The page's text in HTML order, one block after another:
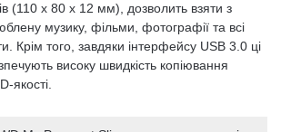
(110 x 80 x 12 мм), дозволить взяти з
музику, фільми, фотографії та всі
Крім того, завдяки інтерфейсу USB 3.0 ці
високу швидкість копіювання
якості.